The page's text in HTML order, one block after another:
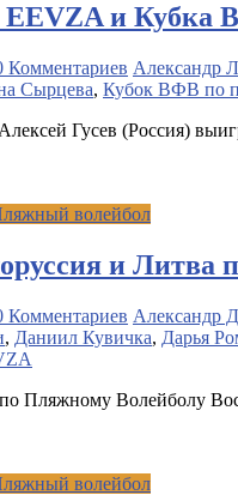
EEVZA и Кубка
Комментариев Александр
Сырцева, Кубок ВФВ по
Гусев (Россия)
волейбол
и Литва
Комментариев Александр
, Даниил Кувичка, Дарья
Пляжному Волейболу
волейбол